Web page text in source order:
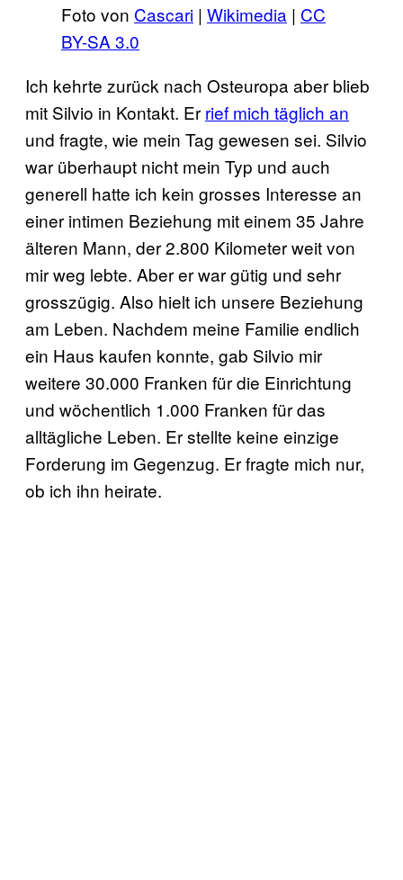
Foto von Cascari | Wikimedia | CC
BY-SA 3.0
Ich kehrte zurück nach Osteuropa aber blieb
mit Silvio in Kontakt. Er rief mich täglich an
und fragte, wie mein Tag gewesen sei. Silvio
war überhaupt nicht mein Typ und auch
generell hatte ich kein grosses Interesse an
einer intimen Beziehung mit einem 35 Jahre
älteren Mann, der 2.800 Kilometer weit von
mir weg lebte. Aber er war gütig und sehr
grosszügig. Also hielt ich unsere Beziehung
am Leben. Nachdem meine Familie endlich
ein Haus kaufen konnte, gab Silvio mir
weitere 30.000 Franken für die Einrichtung
und wöchentlich 1.000 Franken für das
alltägliche Leben. Er stellte keine einzige
Forderung im Gegenzug. Er fragte mich nur,
ob ich ihn heirate.